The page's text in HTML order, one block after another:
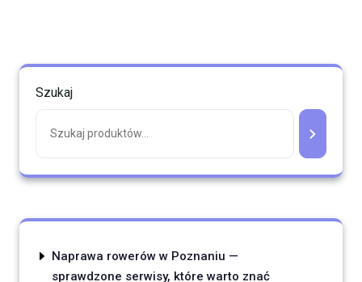
Szukaj
Naprawa rowerów w Poznaniu —
sprawdzone serwisy, które warto znać